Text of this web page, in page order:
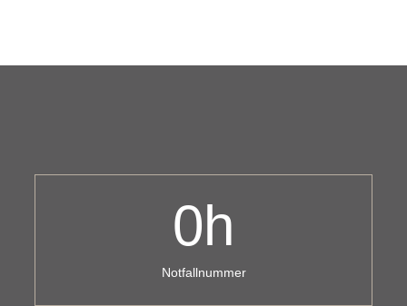
0h
Notfallnummer